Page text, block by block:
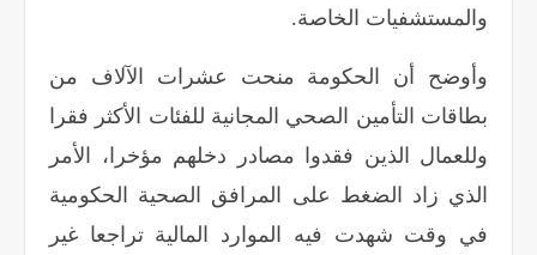
والمستشفيات الخاصة.
وأوضح أن الحكومة منحت عشرات الآلاف من
بطاقات التأمين الصحي المجانية للفئات الأكثر فقرا
وللعمال الذين فقدوا مصادر دخلهم مؤخرا، الأمر
الذي زاد الضغط على المرافق الصحية الحكومية
في وقت شهدت فيه الموارد المالية تراجعا غير